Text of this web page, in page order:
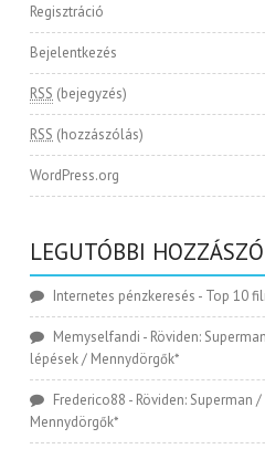
Regisztráció
Bejelentkezés
RSS (bejegyzés)
RSS (hozzászólás)
WordPress.org
LEGUTÓBBI
Internetes pénzkeresés - Top 10
Memyselfandi - Röviden:
lépések / Mennydörgők*
Frederico88 - Röviden: Superman
Mennydörgők*